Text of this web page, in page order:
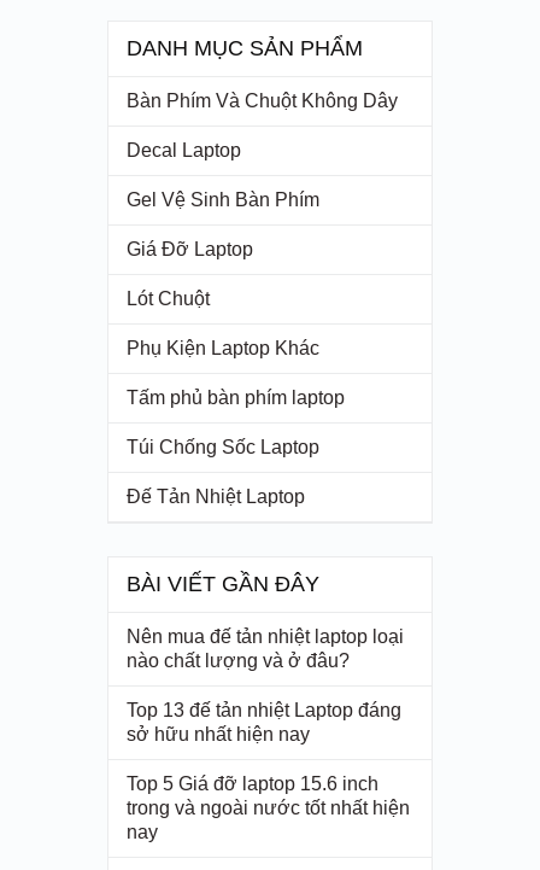
DANH MỤC SẢN PHẨM
Bàn Phím Và Chuột Không Dây
Decal Laptop
Gel Vệ Sinh Bàn Phím
Giá Đỡ Laptop
Lót Chuột
Phụ Kiện Laptop Khác
Tấm phủ bàn phím laptop
Túi Chống Sốc Laptop
Đế Tản Nhiệt Laptop
BÀI VIẾT GẦN ĐÂY
Nên mua đế tản nhiệt laptop loại
nào chất lượng và ở đâu?
Top 13 đế tản nhiệt Laptop đáng
sở hữu nhất hiện nay
Top 5 Giá đỡ laptop 15.6 inch
trong và ngoài nước tốt nhất hiện
nay